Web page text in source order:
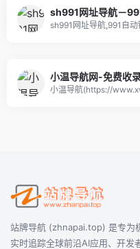
sh991网址导航,991自
小温导航(https://
站牌导航 (zhnapai.top) 是专为
实时追踪全球前沿AI应用、开发